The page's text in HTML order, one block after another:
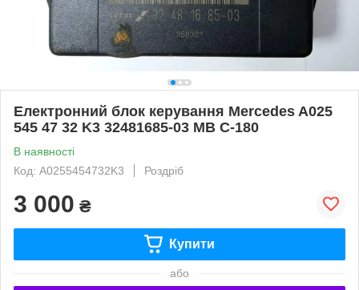
Електронний блок керування Mercedes A025
545 47 32 K3 32481685-03 MB C-180
В наявності
Код: A0255454732K3
Роздріб
3 000 ₴
Купити
або